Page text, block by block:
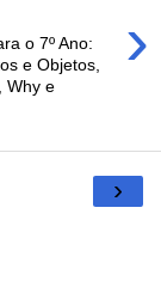
›
o 7º Ano:
e Objetos,
Why e
›